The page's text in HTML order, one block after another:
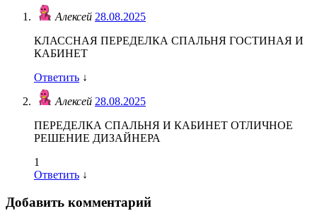
Алексей 28.08.2025
КЛАССНАЯ ПЕРЕДЕЛКА СПАЛЬНЯ ГОСТИНАЯ И
КАБИНЕТ
Ответить ↓
Алексей 28.08.2025
ПЕРЕДЕЛКА СПАЛЬНЯ И КАБИНЕТ ОТЛИЧНОЕ
РЕШЕНИЕ ДИЗАЙНЕРА
1
Ответить ↓
Добавить комментарий